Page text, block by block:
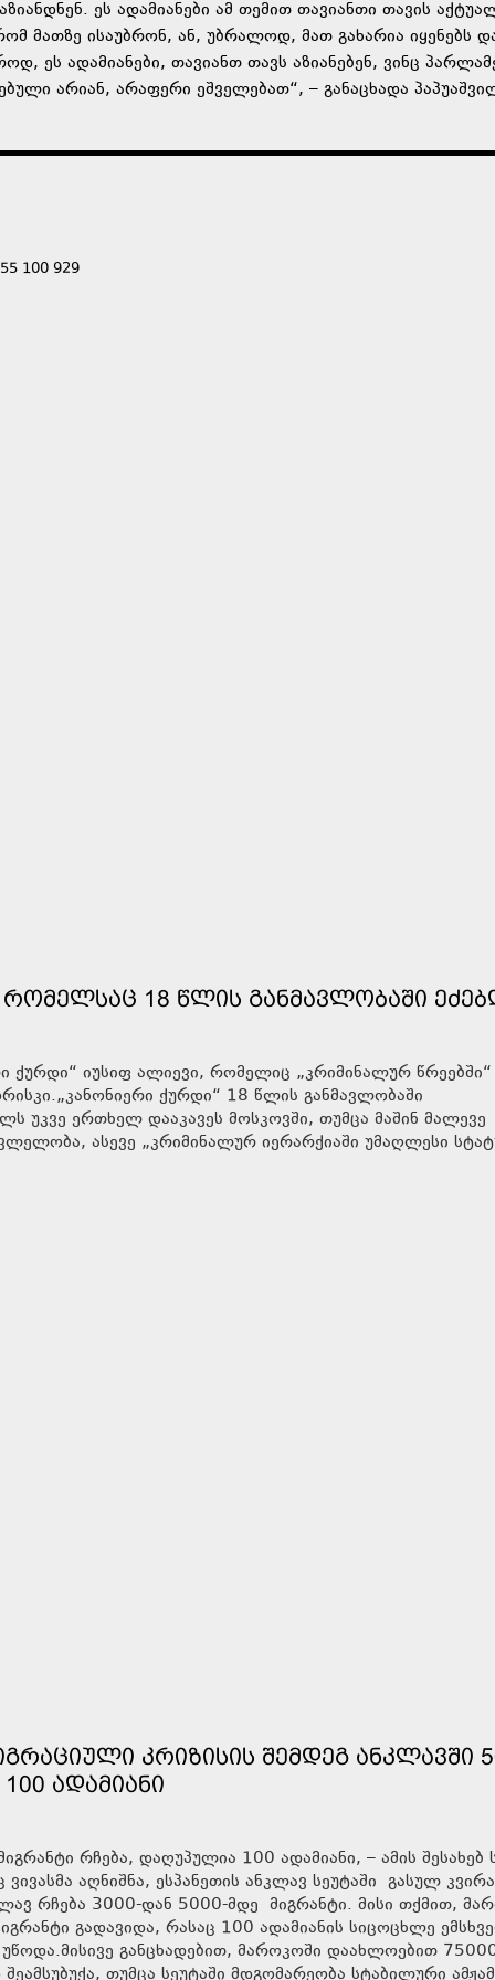
ეს ადამიანები ამ თემით თავიანთი თავის
მათზე ისაუბრონ, ან, უბრალოდ, მათ გახარია იყენებს
ეს ადამიანები, თავიანთ თავს აზიანებენ, ვინც
არიან, არაფერი ეშველებათ“, – განაცხადა
100 929
18 ᲬᲚᲘᲡ ᲒᲐᲜᲛᲐᲕᲚᲝᲑᲐᲨᲘ
ქურდი“ იუსიფ ალიევი, რომელიც „კრიმინალურ წრეებში“
ქურდი“ 18 წლის განმავლობაში
უკვე ერთხელ დააკავეს მოსკოვში, თუმცა მაშინ მალევე
ასევე „კრიმინალურ იერარქიაში უმაღლესი
ᲙᲠᲘᲖᲘᲡᲘᲡ ᲨᲔᲛᲓᲔᲒ ᲐᲜᲙᲚᲐᲕᲨᲘ
ᲐᲓᲐᲛᲘᲐᲜᲘ
რჩება, დაღუპულია 100 ადამიანი, – ამის შესახებ
აღნიშნა, ესპანეთის ანკლავ სეუტაში გასულ
რჩება 3000-დან 5000-მდე მიგრანტი. მისი თქმით,
გადავიდა, რასაც 100 ადამიანის სიცოცხლე
განცხადებით, მაროკოში დაახლოებით
თუმცა სეუტაში მდგომარეობა სტაბილური